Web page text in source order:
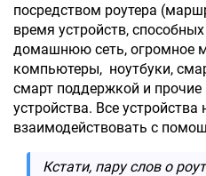
посредством роутера
время устройств,
домашнюю сеть, огромное
компьютеры, ноутбуки,
смарт поддержкой и
устройства. Все
взаимодействовать с
Кстати, пару слов о